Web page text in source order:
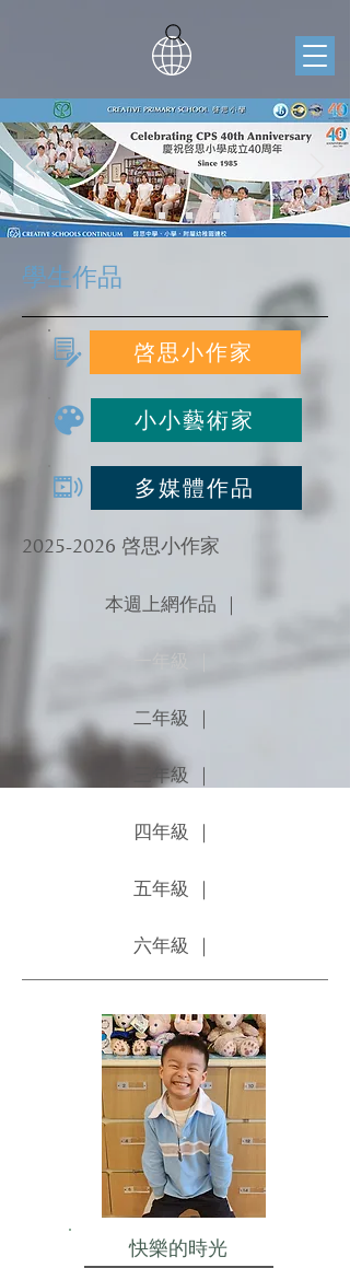
學生作品
啓思小作家
小小藝術家
多媒體作品
2025-2026 啓思小作家
本週上網作品 ｜
二年級 ｜
三年級 ｜
四年級 ｜
五年級 ｜
六年級 ｜
快樂的時光